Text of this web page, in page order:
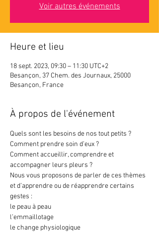
Voir autres événements
Heure et lieu
18 sept. 2023, 09:30 – 11:30 UTC+2
Besançon, 37 Chem. des Journaux, 25000
Besançon, France
À propos de l'événement
Quels sont les besoins de nos tout petits ?
Comment prendre soin d’eux ?
Comment accueillir, comprendre et
accompagner leurs pleurs ?
Nous vous proposons de parler de ces thèmes
et d’apprendre ou de réapprendre certains
gestes :
le peau à peau
l’emmaillotage
le change physiologique